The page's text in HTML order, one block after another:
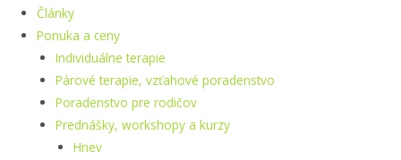
Články
Ponuka a ceny
Individuálne terapie
Párové terapie, vzťahové poradenstvo
Poradenstvo pre rodičov
Prednášky, workshopy a kurzy
Hnev